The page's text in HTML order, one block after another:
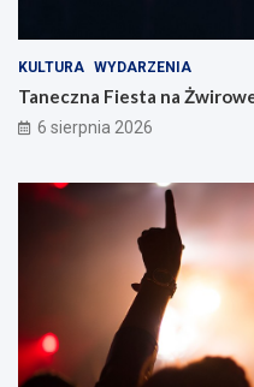
KULTURA WYDARZENIA
Taneczna Fiesta na
6 sierpnia 2026